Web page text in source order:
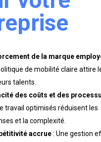
eprise
de la marque
de mobilité claire attire
talents.
des coûts et des
travail optimisés réduisent les
et la complexité.
accrue: Une gestion